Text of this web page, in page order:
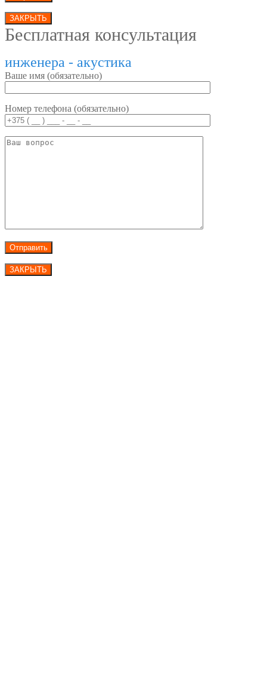
ЗАКРЫТЬ
Бесплатная консультация
инженера - акустика
Ваше имя (обязательно)
Номер телефона (обязательно)
ЗАКРЫТЬ